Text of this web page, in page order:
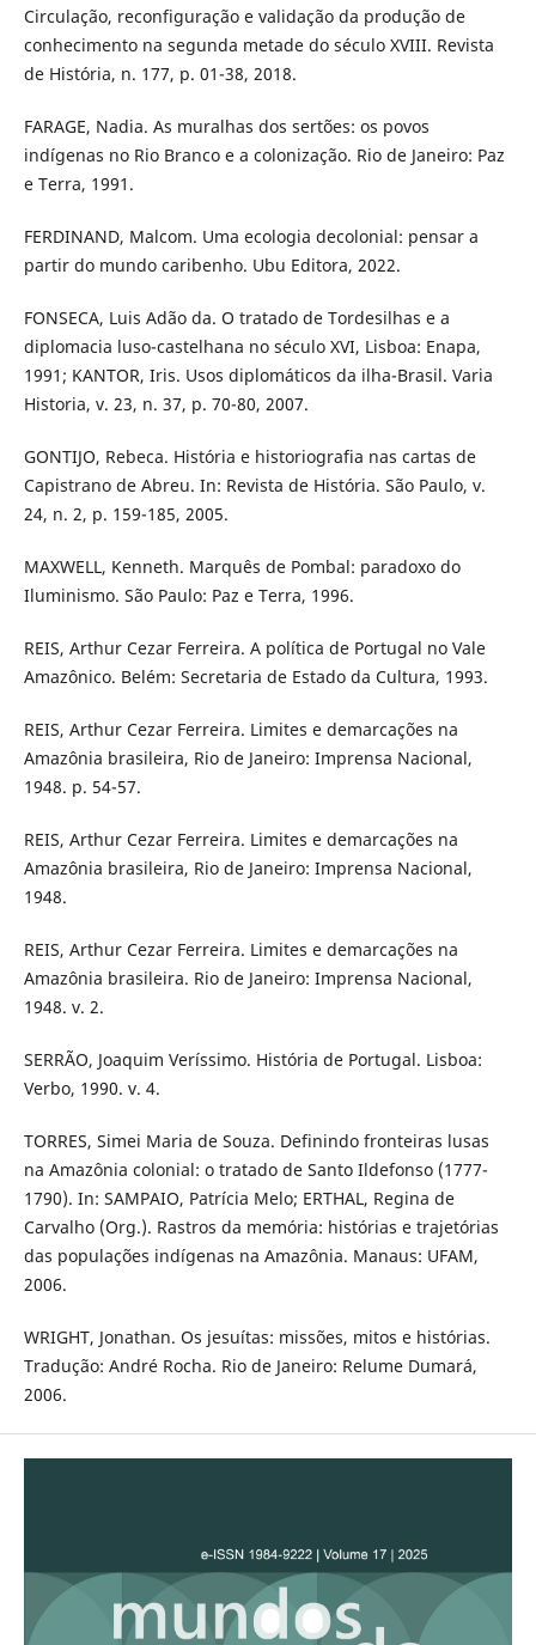
Circulação, reconfiguração e validação da produção de
conhecimento na segunda metade do século XVIII. Revista
de História, n. 177, p. 01-38, 2018.
FARAGE, Nadia. As muralhas dos sertões: os povos
indígenas no Rio Branco e a colonização. Rio de Janeiro: Paz
e Terra, 1991.
FERDINAND, Malcom. Uma ecologia decolonial: pensar a
partir do mundo caribenho. Ubu Editora, 2022.
FONSECA, Luis Adão da. O tratado de Tordesilhas e a
diplomacia luso-castelhana no século XVI, Lisboa: Enapa,
1991; KANTOR, Iris. Usos diplomáticos da ilha-Brasil. Varia
Historia, v. 23, n. 37, p. 70-80, 2007.
GONTIJO, Rebeca. História e historiografia nas cartas de
Capistrano de Abreu. In: Revista de História. São Paulo, v.
24, n. 2, p. 159-185, 2005.
MAXWELL, Kenneth. Marquês de Pombal: paradoxo do
Iluminismo. São Paulo: Paz e Terra, 1996.
REIS, Arthur Cezar Ferreira. A política de Portugal no Vale
Amazônico. Belém: Secretaria de Estado da Cultura, 1993.
REIS, Arthur Cezar Ferreira. Limites e demarcações na
Amazônia brasileira, Rio de Janeiro: Imprensa Nacional,
1948. p. 54-57.
REIS, Arthur Cezar Ferreira. Limites e demarcações na
Amazônia brasileira, Rio de Janeiro: Imprensa Nacional,
1948.
REIS, Arthur Cezar Ferreira. Limites e demarcações na
Amazônia brasileira. Rio de Janeiro: Imprensa Nacional,
1948. v. 2.
SERRÃO, Joaquim Veríssimo. História de Portugal. Lisboa:
Verbo, 1990. v. 4.
TORRES, Simei Maria de Souza. Definindo fronteiras lusas
na Amazônia colonial: o tratado de Santo Ildefonso (1777-
1790). In: SAMPAIO, Patrícia Melo; ERTHAL, Regina de
Carvalho (Org.). Rastros da memória: histórias e trajetórias
das populações indígenas na Amazônia. Manaus: UFAM,
2006.
WRIGHT, Jonathan. Os jesuítas: missões, mitos e histórias.
Tradução: André Rocha. Rio de Janeiro: Relume Dumará,
2006.